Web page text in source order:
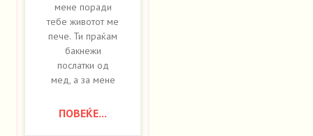
мене поради
тебе животот ме
пече. Ти праќам
бакнежи
послатки од
мед, а за мене
ПОВЕЌЕ...